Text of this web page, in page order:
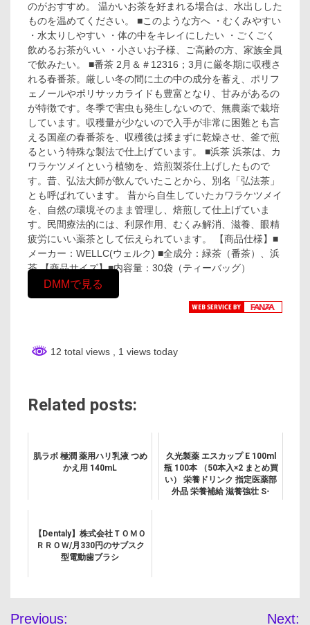
のがおすすめ。 温かいお茶を好まれる場合は、水出しした
ものを温めてください。 ■このような方へ ・むくみやすい
・水太りしやすい ・体の中をキレイにしたい ・ごくごく
飲めるお茶がいい ・小さいお子様、ご高齢の方、家族全員
で飲みたい。 ■番茶 2月＆＃12316；3月に厳冬期に収穫さ
れる春番茶。厳しい冬の間に土の中の成分を蓄え、ポリフ
ェノールやポリサッカライドも豊富となり、甘みがあるの
が特徴です。冬季で害虫も発生しないので、無農薬で栽培
しています。収穫量が少ないので入手が非常に困難とも言
える国産の春番茶を、収穫後は揉まずに乾燥させ、釜で煎
るという特殊な製法で仕上げています。 ■浜茶 浜茶は、カ
ワラケツメイという植物を、焙煎製茶仕上げしたもので
す。昔、弘法大師が飲んでいたことから、別名「弘法茶」
とも呼ばれています。 昔から自生していたカワラケツメイ
を、自然の環境そのまま管理し、焙煎して仕上げていま
す。民間療法的には、利尿作用、むくみ解消、滋養、眼精
疲労にいい薬茶として伝えられています。 【商品仕様】■
メーカー：WELLC(ウェルク) ■全成分：緑茶（番茶）、浜
茶 【商品サイズ】■内容量：30袋（ティーバッグ）
DMMで見る
12 total views , 1 views today
Related posts:
肌ラボ 極潤 薬用ハリ乳液 つめ
かえ用 140mL
久光製薬 エスカップ E 100ml
瓶 100本 （50本入×2 まとめ買
い） 栄養ドリンク 指定医薬部
外品 栄養補給 滋養強壮 S-
【Dentaly】株式会社ＴＯＭＯ
ＲＲＯＷ/月330円のサブスク
型電動歯ブラシ
投
Previous: Next: